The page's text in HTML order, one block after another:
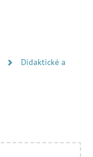
Didaktické a